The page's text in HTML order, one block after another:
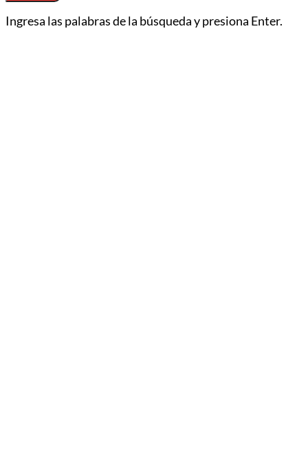
Ingresa las palabras de la búsqueda y presiona Enter.